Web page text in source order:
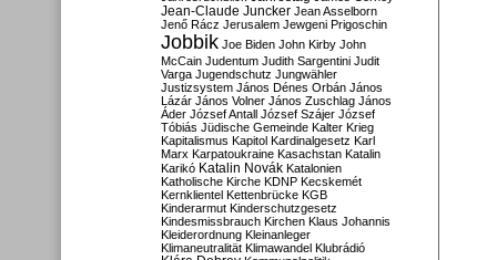
Jean-Claude Juncker Jean Asselborn
Jenő Rácz Jerusalem Jewgeni Prigoschin
Jobbik Joe Biden John Kirby John
McCain Judentum Judith Sargentini Judit
Varga Jugendschutz Jungwähler
Justizsystem János Dénes Orbán János
Lázár János Volner János Zuschlag János
Áder József Antall József Szájer József
Tóbiás Jüdische Gemeinde Kalter Krieg
Kapitalismus Kapitol Kardinalgesetz Karl
Marx Karpatoukraine Kasachstan Katalin
Karikó Katalin Novák Katalonien
Katholische Kirche KDNP Kecskemét
Kernklientel Kettenbrücke KGB
Kinderarmut Kinderschutzgesetz
Kindesmissbrauch Kirchen Klaus Johannis
Kleiderordnung Kleinanleger
Klimaneutralität Klimawandel Klubrádió